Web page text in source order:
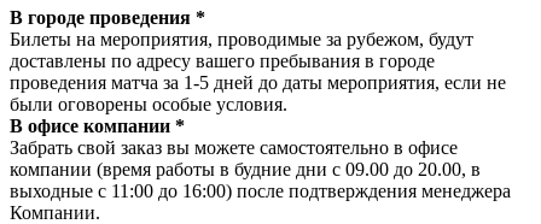
В городе проведения *
Билеты на мероприятия, проводимые за рубежом, будут
доставлены по адресу вашего пребывания в городе
проведения матча за 1-5 дней до даты мероприятия, если не
были оговорены особые условия.
В офисе компании *
Забрать свой заказ вы можете самостоятельно в офисе
компании (время работы в будние дни с 09.00 до 20.00, в
выходные с 11:00 до 16:00) после подтверждения менеджера
Компании.